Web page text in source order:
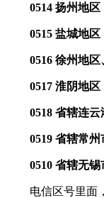
0514 扬州地区
0515 盐城地区
0516 徐州地
0517 淮阴地区
0518 省辖连云
0519 省辖常州
0510 省辖无锡
电信区号里面，